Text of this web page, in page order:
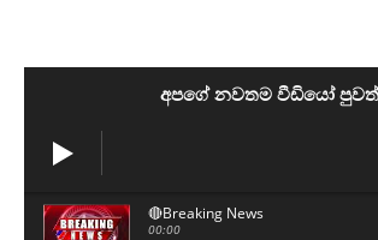
අපගේ නවතම වීඩියෝ පුවත්
🔴Breaking News
00:00